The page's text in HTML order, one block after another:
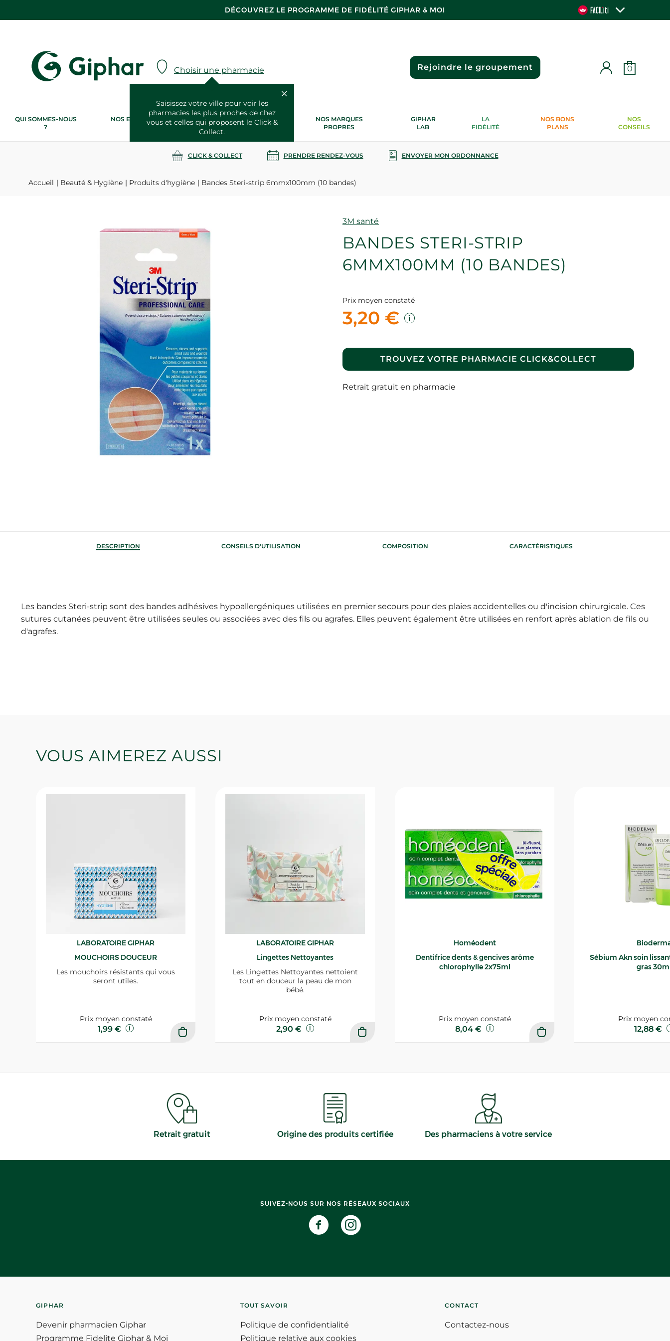
DÉCOUVREZ LE PROGRAMME DE FIDÉLITÉ GIPHAR & MOI
Choisir une pharmacie
Saisissez votre ville pour voir les
pharmacies les plus proches de chez
vous et celles qui proposent le Click &
Collect.
Rejoindre le groupement 0
QUI SOMMES-NOUS
?
NOS ENGAGEMENTS
RSE
NOS SERVICES
SANTÉ
NOS MARQUES
PROPRES
GIPHAR
LAB
LA
FIDÉLITÉ
NOS BONS
PLANS
NOS
CONSEILS
CLICK & COLLECT PRENDRE RENDEZ-VOUS ENVOYER MON ORDONNANCE
Accueil Beauté & Hygiène Produits d'hygiène Bandes Steri-strip 6mmx100mm (10 bandes)
Marque
3M santé
BANDES STERI-STRIP
6MMX100MM (10 BANDES)
Prix moyen constaté
3,20 €
TROUVEZ VOTRE PHARMACIE CLICK&COLLECT
Retrait gratuit en pharmacie
DESCRIPTION CONSEILS D'UTILISATION COMPOSITION CARACTÉRISTIQUES
Les bandes Steri-strip sont des bandes adhésives hypoallergéniques utilisées en premier secours pour des plaies accidentelles ou d'incision chirurgicale. Ces
sutures cutanées peuvent être utilisées seules ou associées avec des fils ou agrafes. Elles peuvent également être utilisées en renfort après ablation de fils ou
d'agrafes.
VOUS AIMEREZ AUSSI
LABORATOIRE GIPHAR
MOUCHOIRS DOUCEUR
Les mouchoirs résistants qui vous
seront utiles.
Prix moyen constaté
1,99 €
LABORATOIRE GIPHAR
Lingettes Nettoyantes
Les Lingettes Nettoyantes nettoient
tout en douceur la peau de mon
bébé.
Prix moyen constaté
2,90 €
Homéodent
Dentifrice dents & gencives arôme
chlorophylle 2x75ml
Prix moyen constaté
8,04 €
Sébium Akn soin lissant
gras
Prix moyen
12,88 €
Retrait gratuit Origine des produits certifiée Des pharmaciens à votre service
SUIVEZ-NOUS SUR NOS RÉSEAUX SOCIAUX
GIPHAR
Devenir pharmacien Giphar
Programme Fidelite Giphar & Moi
TOUT SAVOIR
Politique de confidentialité
Politique relative aux cookies
CONTACT
Contactez-nous